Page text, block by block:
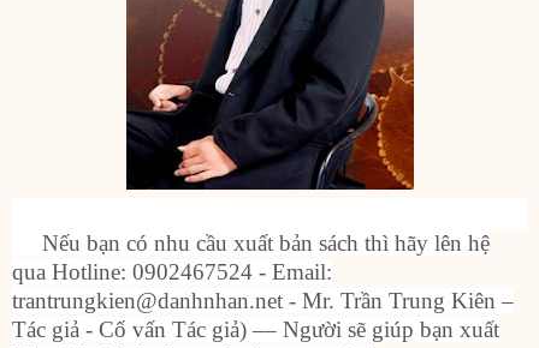
Nếu bạn có nhu cầu xuất bản sách thì hãy lên hệ
qua Hotline: 0902467524 - Email:
trantrungkien@danhnhan.net - Mr. Trần Trung Kiên –
Tác giả - Cố vấn Tác giả) –– Người sẽ giúp bạn xuất